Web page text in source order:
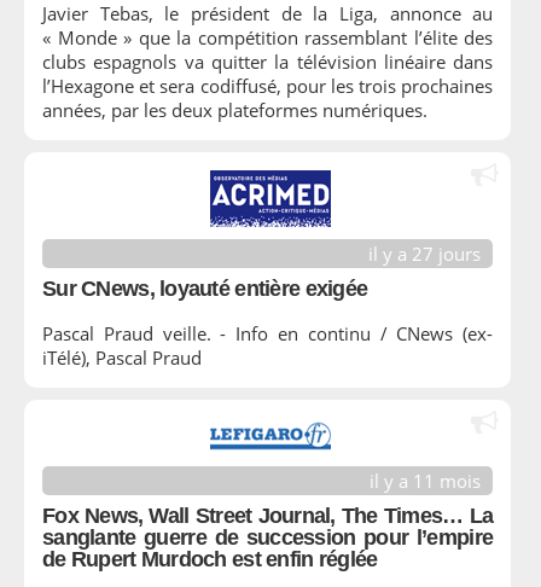
Javier Tebas, le président de la Liga, annonce au
« Monde » que la compétition rassemblant l’élite des
clubs espagnols va quitter la télévision linéaire dans
l’Hexagone et sera codiffusé, pour les trois prochaines
années, par les deux plateformes numériques.
il y a 27 jours
Sur CNews, loyauté entière exigée
Pascal Praud veille. - Info en continu / CNews (ex-
iTélé), Pascal Praud
il y a 11 mois
Fox News, Wall Street Journal, The Times… La
sanglante guerre de succession pour l’empire
de Rupert Murdoch est enfin réglée